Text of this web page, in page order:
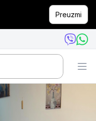
Preuzmi